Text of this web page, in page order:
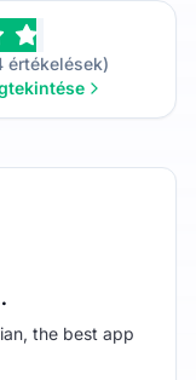
értékelések)
the best app